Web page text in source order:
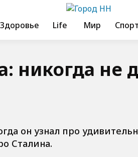
Здоровье Life Мир Спорт
никогда не
он узнал про
Сталина.